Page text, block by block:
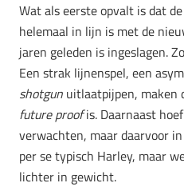
Wat als eerste opvalt is dat
helemaal in lijn is met de
jaren geleden is ingeslagen.
Een strak lijnenspel, een
shotgun uitlaatpijpen, maken
future proofis. Daarnaast
verwachten, maar daarvoor
per se typisch Harley, maar
lichter in gewicht.